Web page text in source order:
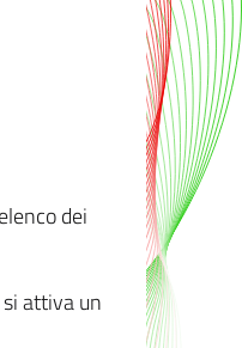
dei
attiva un